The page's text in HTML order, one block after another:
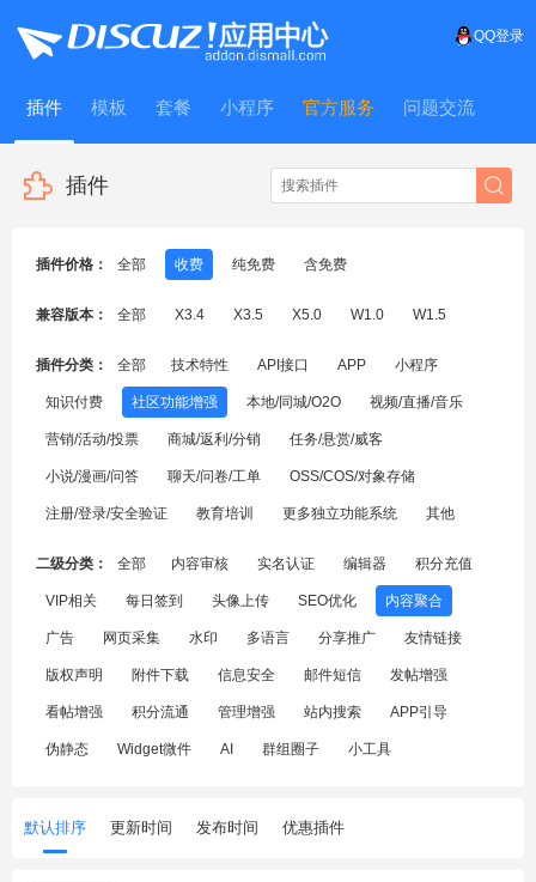
QQ登录
插件 模板 套餐 小程序 官方服务 问题交流
WitFrame
插件
插件价格： 全部 收费 纯免费 含免费
兼容版本： 全部 X3.4 X3.5 X5.0 W1.0 W1.5
插件分类： 全部 技术特性 API接口 APP 小程序
知识付费 社区功能增强 本地/同城/O2O 视频/直播/音乐
营销/活动/投票 商城/返利/分销 任务/悬赏/威客
小说/漫画/问答 聊天/问卷/工单 OSS/COS/对象存储
注册/登录/安全验证 教育培训 更多独立功能系统 其他
二级分类： 全部 内容审核 实名认证 编辑器 积分充值
VIP相关 每日签到 头像上传 SEO优化 内容聚合
广告 网页采集 水印 多语言 分享推广 友情链接
版权声明 附件下载 信息安全 邮件短信 发帖增强
看帖增强 积分流通 管理增强 站内搜索 APP引导
伪静态 Widget微件 AI 群组圈子 小工具
默认排序 更新时间 发布时间 优惠插件